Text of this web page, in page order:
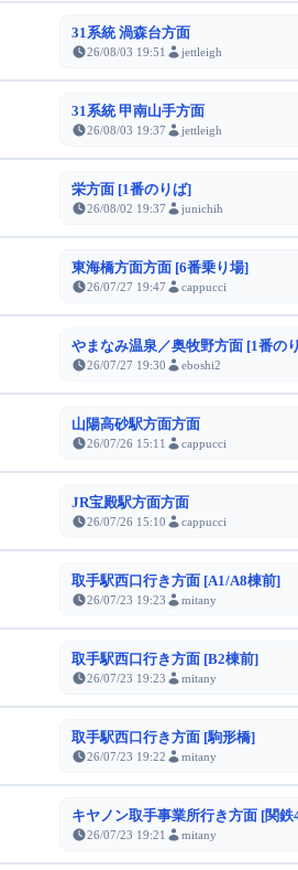
31系統 渦森台方面
26/08/03 19:51 jettleigh
31系統 甲南山手方面
26/08/03 19:37 jettleigh
栄方面 [1番のりば]
26/08/02 19:37 junichih
東海橋方面方面 [6番乗り場]
26/07/27 19:47 cappucci
やまなみ温泉／奥牧野方面 [1番の
26/07/27 19:30 eboshi2
山陽高砂駅方面方面
26/07/26 15:11 cappucci
JR宝殿駅方面方面
26/07/26 15:10 cappucci
取手駅西口行き方面 [A1/A8棟前]
26/07/23 19:23 mitany
取手駅西口行き方面 [B2棟前]
26/07/23 19:23 mitany
取手駅西口行き方面 [駒形橋]
26/07/23 19:22 mitany
キヤノン取手事業所行き方面 [関鉄
26/07/23 19:21 mitany